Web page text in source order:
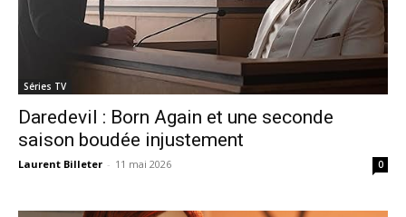
Séries TV
Daredevil : Born Again et une seconde
saison boudée injustement
Laurent Billeter - 11 mai 2026 0